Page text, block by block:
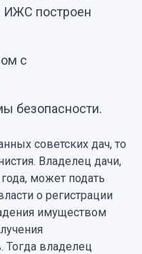
ИЖС построен
с
безопасности.
советских дач, то
Владелец дачи,
может подать
о регистрации
имуществом
владелец